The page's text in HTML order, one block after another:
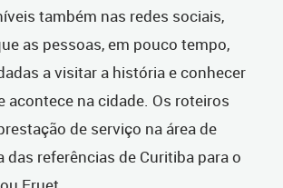
também nas redes sociais,
as pessoas, em pouco tempo,
a visitar a história e conhecer
acontece na cidade. Os roteiros
de serviço na área de
das referências de Curitiba para o